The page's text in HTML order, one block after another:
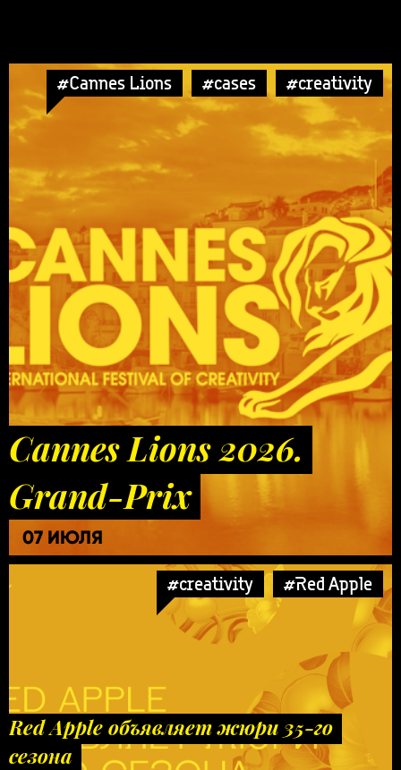
#Cannes Lions #cases #creativity
Cannes Lions 2026.
Grand-Prix
07 ИЮЛЯ
#creativity #Red Apple
Red Apple объявляет жюри 35-го
сезона